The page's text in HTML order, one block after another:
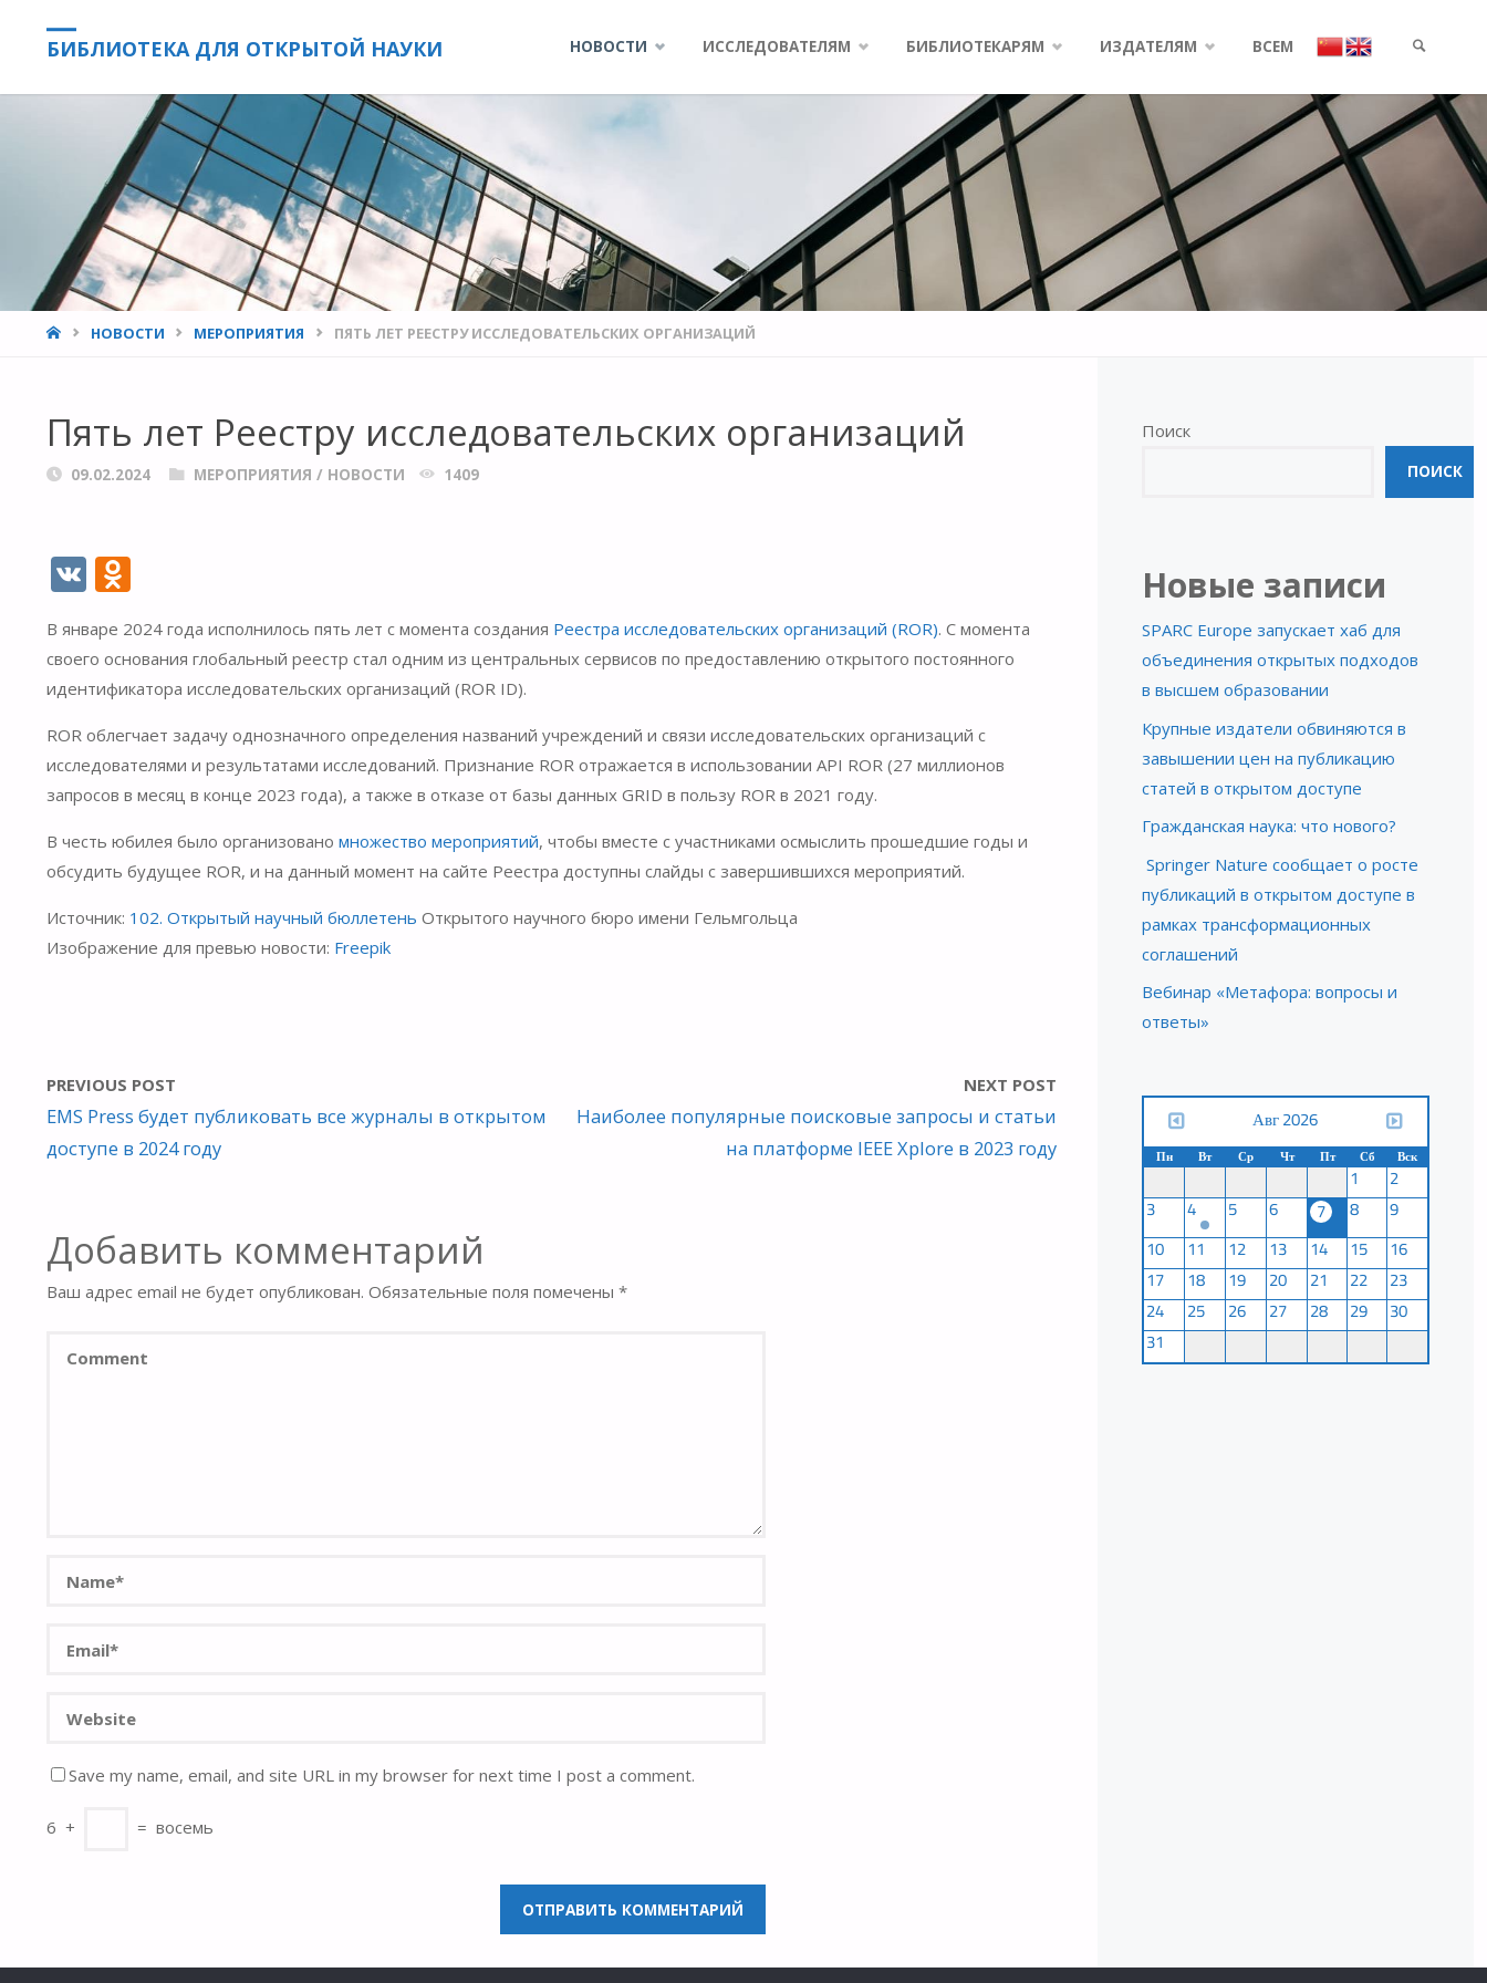
БИБЛИОТЕКА ДЛЯ ОТКРЫТОЙ НАУКИ НОВОСТИ ИССЛЕДОВАТЕЛЯМ БИБЛИОТЕКАРЯМ ИЗДАТЕЛЯМ ВСЕМ
SEARCH
HOMEНОВОСТИ МЕРОПРИЯТИЯ ПЯТЬ ЛЕТ РЕЕСТРУ ИССЛЕДОВАТЕЛЬСКИХ ОРГАНИЗАЦИЙ
Пять лет Реестру исследовательских организаций
09.02.2024 МЕРОПРИЯТИЯ / НОВОСТИ 1409
V
n
o
as
s
ki
В январе 2024 года исполнилось пять лет с момента создания Реестра исследовательских организаций (ROR). С момента
своего основания глобальный реестр стал одним из центральных сервисов по предоставлению открытого постоянного
идентификатора исследовательских организаций (ROR ID).
ROR облегчает задачу однозначного определения названий учреждений и связи исследовательских организаций с
исследователями и результатами исследований. Признание ROR отражается в использовании API ROR (27 миллионов
запросов в месяц в конце 2023 года), а также в отказе от базы данных GRID в пользу ROR в 2021 году.
В честь юбилея было организовано множество мероприятий, чтобы вместе с участниками осмыслить прошедшие годы и
обсудить будущее ROR, и на данный момент на сайте Реестра доступны слайды с завершившихся мероприятий.
Источник: 102. Открытый научный бюллетень Открытого научного бюро имени Гельмгольца
Изображение для превью новости: Freepik
PREVIOUS POST
EMS Press будет публиковать все журналы в открытом
доступе в 2024 году
NEXT POST
Наиболее популярные поисковые запросы и статьи
на платформе IEEE Xplore в 2023 году
Добавить комментарий
Ваш адрес email не будет опубликован. Обязательные поля помечены *
Save my name, email, and site URL in my browser for next time I post a comment.
6 + = восемь
Поиск
ПОИСК
Новые записи
SPARC Europe запускает хаб для
объединения открытых подходов
в высшем образовании
Крупные издатели обвиняются в
завышении цен на публикацию
статей в открытом доступе
Гражданская наука: что нового?
Springer Nature сообщает о росте
публикаций в открытом доступе в
рамках трансформационных
соглашений
Вебинар «Метафора: вопросы и
ответы»
Авг 2026
Пн Вт Ср Чт Пт Сб Вск
1
2
3
4 5 6 7 8
9
10
11 12 13 14 15
16
17
18 19 20 21 22
23
24
25 26 27 28 29
30
31